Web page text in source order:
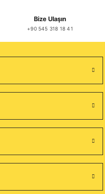
Bize Ulaşın
+90 545 318 18 41